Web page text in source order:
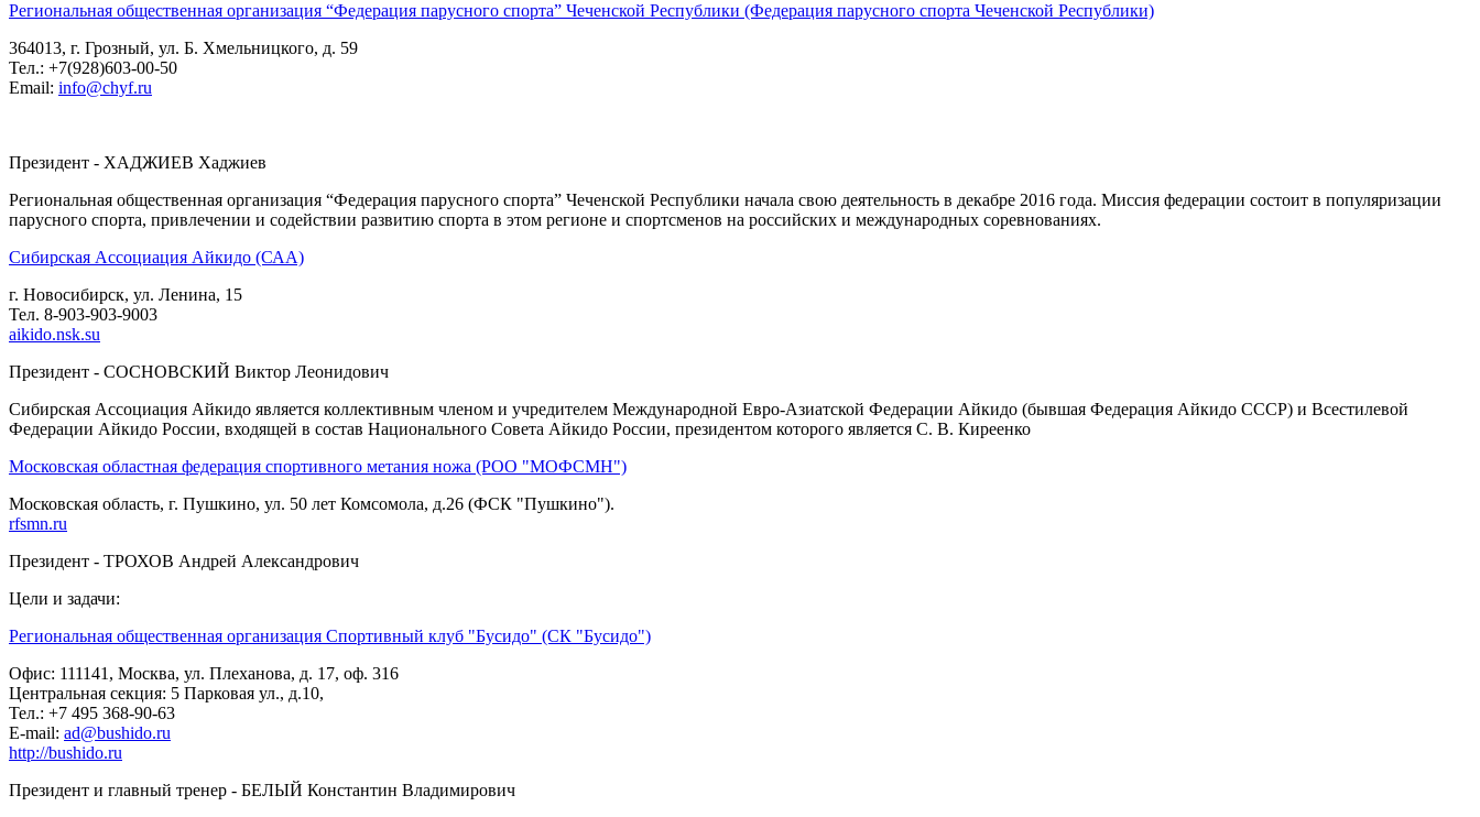
Региональная общественная организация “Федерация парусного спорта” Чеченской Республики (Федерация парусного спорта Чеченской Республики)
364013, г. Грозный, ул. Б. Хмельницкого, д. 59
Тел.: +7(928)603-00-50
Email: info@chyf.ru
Президент - ХАДЖИЕВ Хаджиев
Региональная общественная организация “Федерация парусного спорта” Чеченской Республики начала свою деятельность в декабре 2016 года. Миссия федерации состоит в популяризации
парусного спорта, привлечении и содействии развитию спорта в этом регионе и спортсменов на российских и международных соревнованиях.
Сибирская Ассоциация Айкидо (САА)
г. Новосибирск, ул. Ленина, 15
Тел. 8-903-903-9003
aikido.nsk.su
Президент - СОСНОВСКИЙ Виктор Леонидович
Сибирская Ассоциация Айкидо является коллективным членом и учредителем Международной Евро-Азиатской Федерации Айкидо (бывшая Федерация Айкидо СССР) и Всестилевой
Федерации Айкидо России, входящей в состав Национального Совета Айкидо России, президентом которого является С. В. Киреенко
Московская областная федерация спортивного метания ножа (РОО "МОФСМН")
Московская область, г. Пушкино, ул. 50 лет Комсомола, д.26 (ФСК "Пушкино").
rfsmn.ru
Президент - ТРОХОВ Андрей Александрович
Цели и задачи:
Региональная общественная организация Спортивный клуб "Бусидо" (СК "Бусидо")
Офис: 111141, Москва, ул. Плеханова, д. 17, оф. 316
Центральная секция: 5 Парковая ул., д.10,
Тел.: +7 495 368-90-63
E-mail: ad@bushido.ru
http://bushido.ru
Президент и главный тренер - БЕЛЫЙ Константин Владимирович